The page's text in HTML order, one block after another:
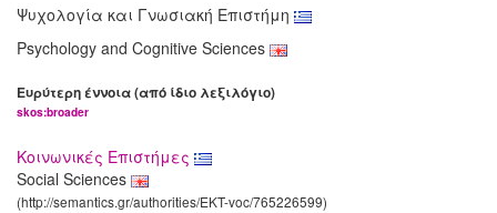
Ψυχολογία και Γνωσιακή Επιστήμη
Psychology and Cognitive Sciences
Ευρύτερη έννοια (από ίδιο λεξιλόγιο)
skos:broader
Κοινωνικές Επιστήμες
Social Sciences
(http://semantics.gr/authorities/EKT-voc/765226599)